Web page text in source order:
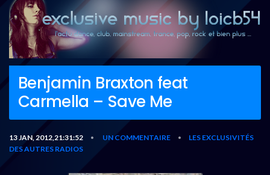
Benjamin Braxton feat
Carmella – Save Me
13 JAN, 2012,21:31:52 • UN COMMENTAIRE •
LES EXCLUSIVITÉS
DES AUTRES RADIOS